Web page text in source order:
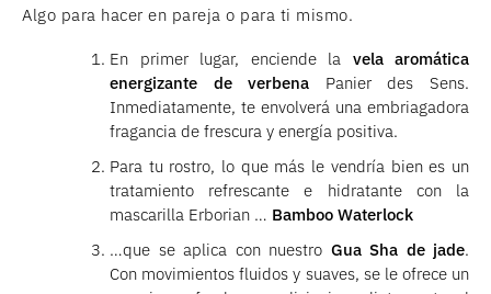
Algo para hacer en pareja o para ti mismo.
En primer lugar, enciende la vela aromática
energizante de verbena Panier des Sens.
Inmediatamente, te envolverá una embriagadora
fragancia de frescura y energía positiva.
Para tu rostro, lo que más le vendría bien es un
tratamiento refrescante e hidratante con la
mascarilla Erborian … Bamboo Waterlock
…que se aplica con nuestro Gua Sha de jade.
Con movimientos fluidos y suaves, se le ofrece un